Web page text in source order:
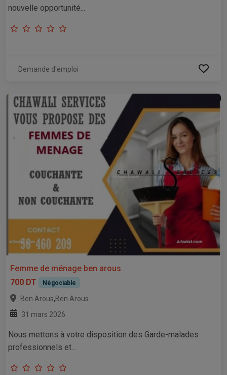
nouvelle opportunité...
Demande d'emploi
Femme de ménage ben arous
700 DT
Négociable
Ben Arous,Ben Arous
31 mars 2026
Nous mettons à votre disposition des Garde-malades
professionnels et...